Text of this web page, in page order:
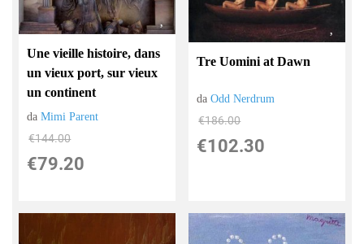
Une vieille histoire, dans
un vieux port, sur vieux
un continent
daMimi Parent
€144.00
€79.20
Tre Uomini at Dawn
daOdd Nerdrum
€186.00
€102.30